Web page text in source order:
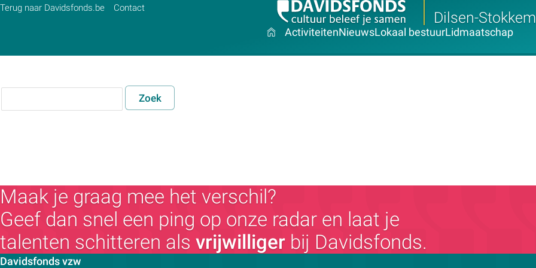
Terug naar Davidsfonds.be Contact
Dilsen-Stokkem
ActiviteitenNieuwsLokaal bestuurLidmaatschap
Zoek
Maak je graag mee het verschil?
Geef dan snel een ping op onze radar en laat je
talenten schitteren als vrijwilliger bij Davidsfonds.
Davidsfonds vzwContactpersoon: